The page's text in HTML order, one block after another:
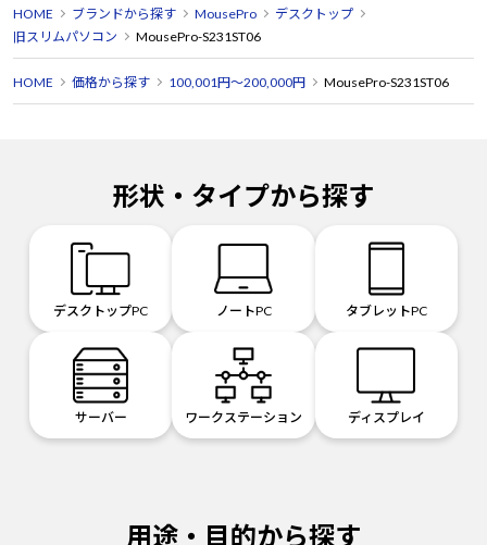
HOME ブランドから探す MousePro
デスクトップ
旧スリムパソコン
MousePro-S231ST06
HOME 価格から探す 100,001円～200,000円 MousePro-S231ST06
形状・タイプから探す
デスクトップPC ノートPC タブレットPC
サーバー ワークステーション ディスプレイ
用途・目的から探す